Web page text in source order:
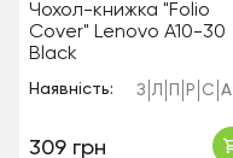
Чохол-книжка "Folio
Cover" Lenovo A10-30
Black
Наявність: З Л Р С А
309 грн